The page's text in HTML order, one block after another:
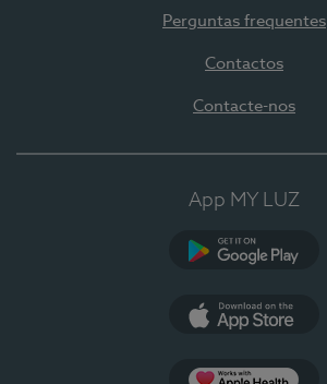
Perguntas frequentes
Contactos
Contacte-nos
App MY LUZ